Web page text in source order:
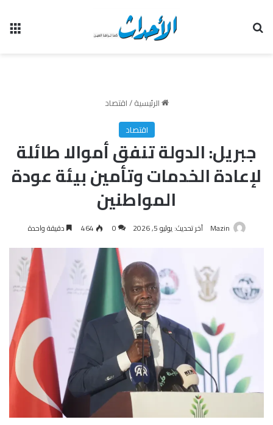
الرئيسية/اقتصاد
اقتصاد
جبريل: الدولة تنفق أموالا طائلة
لإعادة الخدمات وتأمين بيئة عودة
المواطنين
Mazin آخر تحديث: يوليو 5, 2026 0
464 دقيقة واحدة